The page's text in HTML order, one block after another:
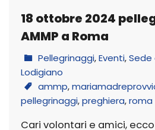
18 ottobre 2024
AMMP a Roma
Pellegrinaggi,Eventi,Sede
Lodigiano
ammp,
pellegrinaggi,preghiera,roma
Cari volontari e amici,